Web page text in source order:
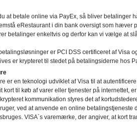
at betale online via PayEx, så bliver betalinger
eRestaurant i din bank oversigt som hæver
betalinger enkeltvis og derfor kan vi vælge at
er PCI DSS certificeret af Visa
er krypteret til stedet på betalingsiderne hos
er en teknologi udviklet af Visa til at
kort til køb af varer eller tjenester på internettet,
kommunikation styres det af
ved at anvende en online betalingstjeneste
VISA´s varemærke, der angiver, at kort